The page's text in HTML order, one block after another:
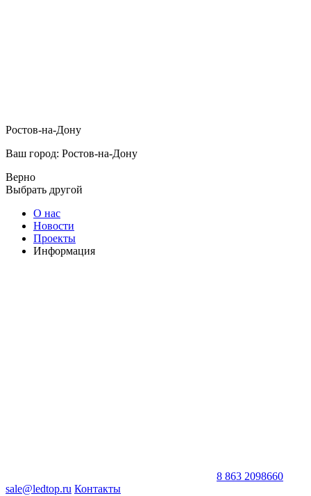
Ростов-на-Дону
Ваш город: Ростов-на-Дону
Верно
Выбрать другой
О нас
Новости
Проекты
Информация
8 863 2098660
sale@ledtop.ru Контакты